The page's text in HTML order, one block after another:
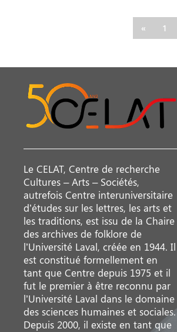
« 1
Le CELAT, Centre de recherche
Cultures – Arts – Sociétés,
autrefois Centre interuniversitaire
d’études sur les lettres, les arts et
les traditions, est issu de la Chaire
des archives de folklore de
l’Université Laval, créée en 1944. Il
est constitué formellement en
tant que Centre depuis 1975 et il
fut le premier à être reconnu par
l’Université Laval dans le domaine
des sciences humaines et sociales.
Depuis 2000, il existe en tant que